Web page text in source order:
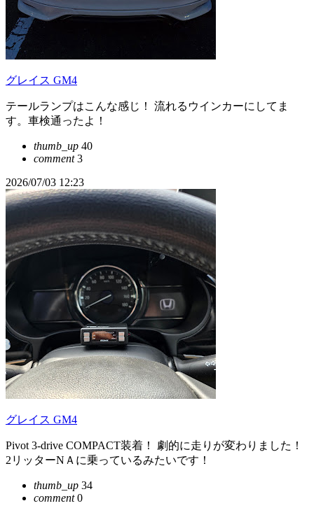
グレイス GM4
テールランプはこんな感じ！ 流れるウインカーにしてま
す。車検通ったよ！
thumb_up 40
comment3
2026/07/03 12:23
グレイス GM4
Pivot 3-drive COMPACT装着！ 劇的に走りが変わりました！
2リッターNＡに乗っているみたいです！
thumb_up 34
comment0